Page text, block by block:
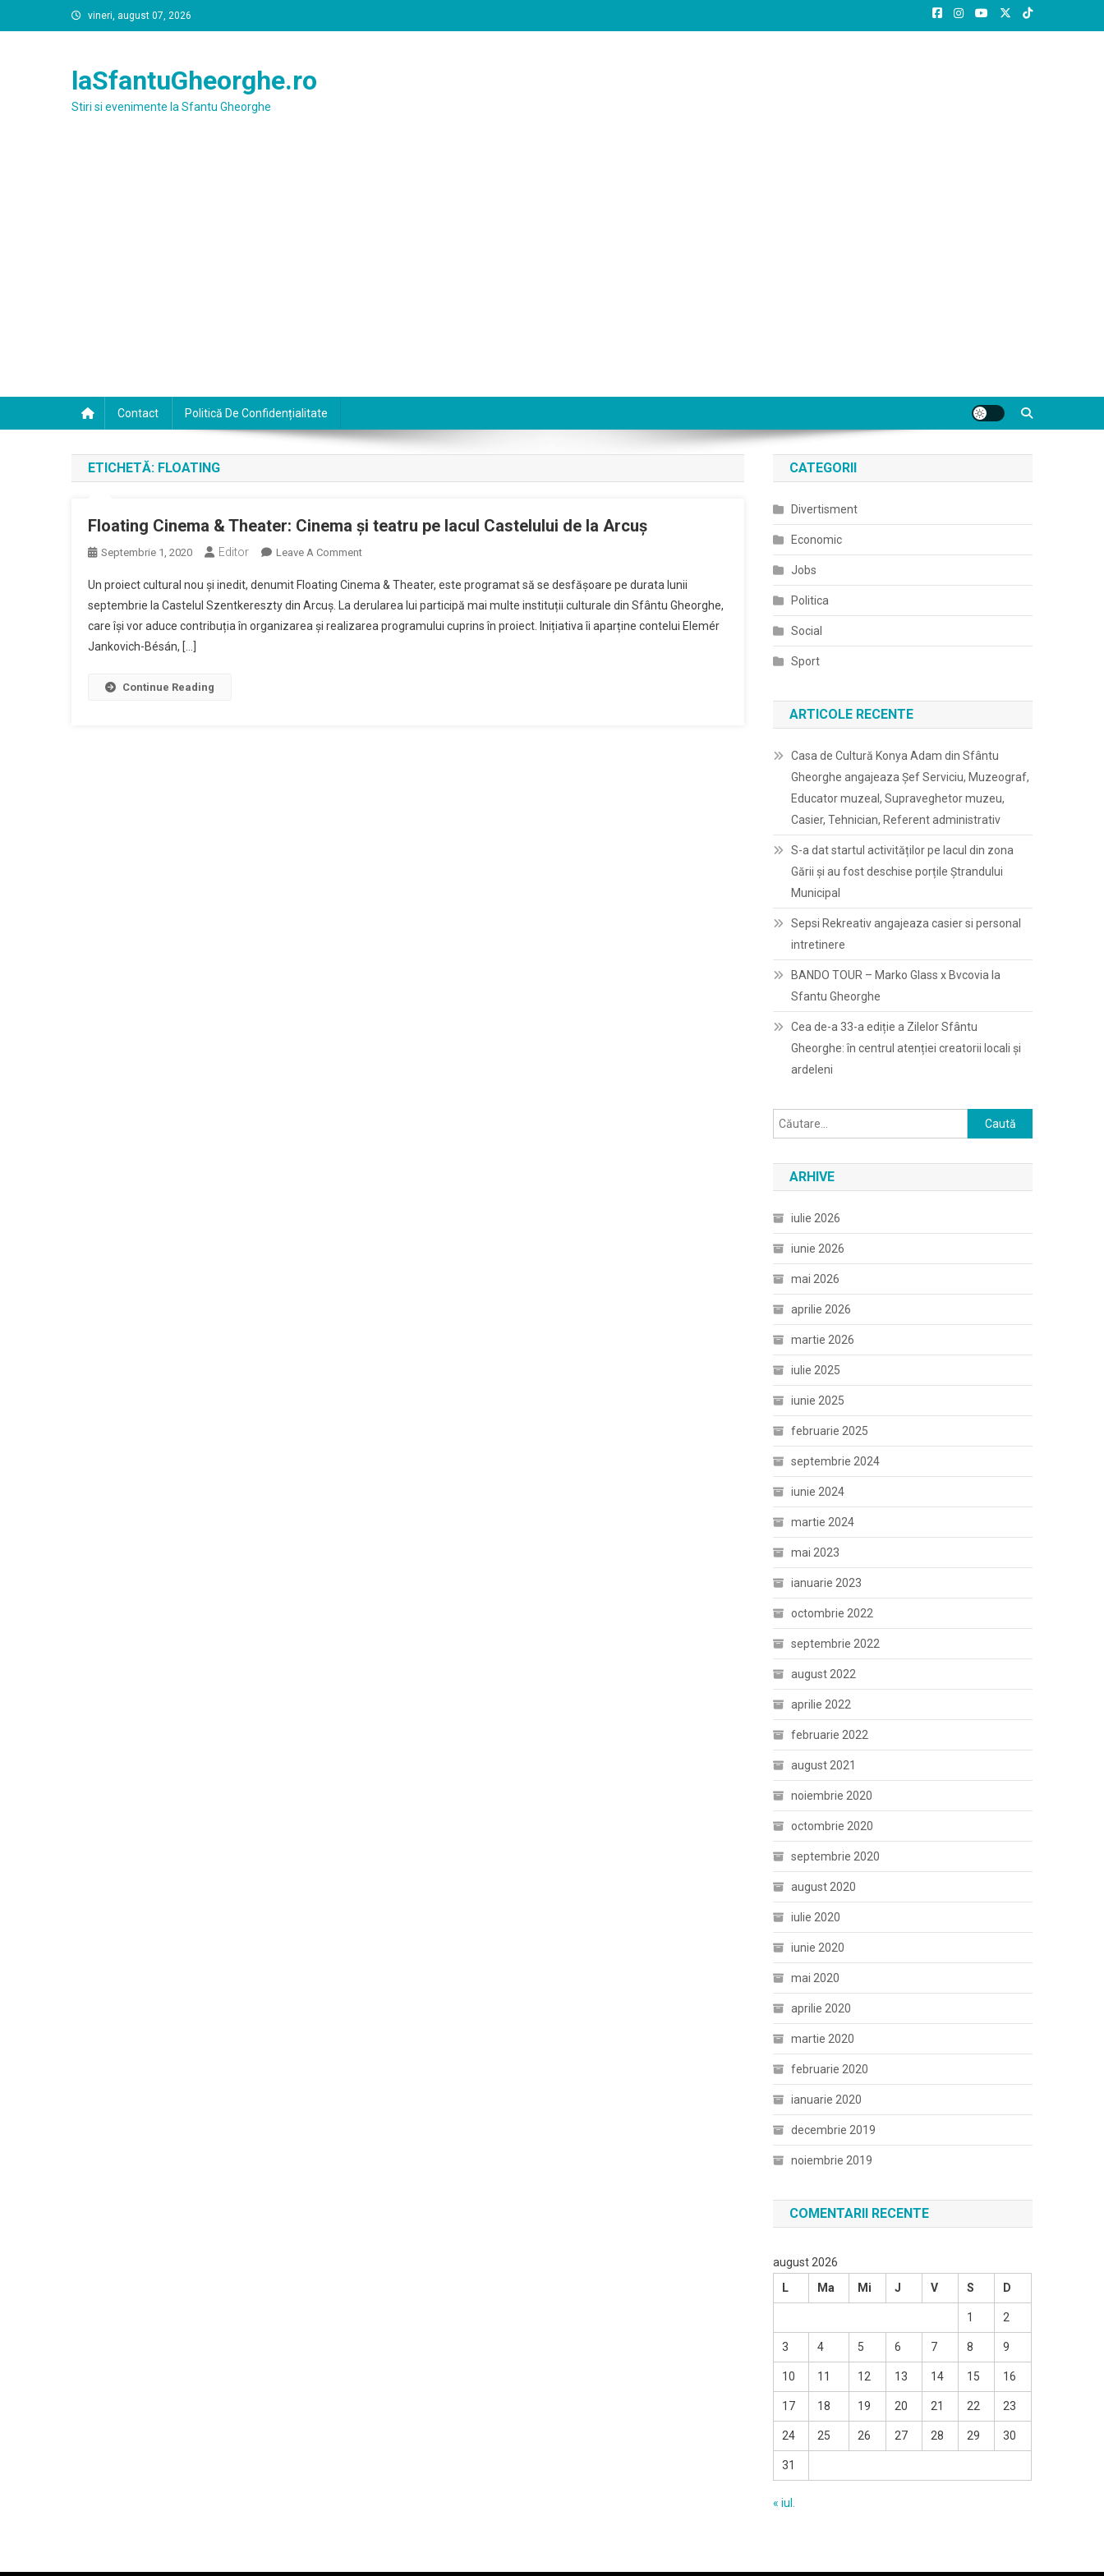
to
vineri, august 07, 2026
laSfantuGheorghe.ro
Stiri si evenimente la Sfantu Gheorghe
Contact Politică De Confidențialitate
ETICHETĂ: FLOATING
Floating Cinema & Theater: Cinema şi teatru pe lacul Castelului de la Arcuş
Septembrie 1, 2020 Editor Leave A CommentOn
Cinema
&
Theater:
Un proiect cultural nou și inedit, denumit Floating Cinema & Theater, este programat să se desfășoare pe durata lunii
septembrie la Castelul Szentkereszty din Arcuş. La derularea lui participă mai multe instituții culturale din Sfântu Gheorghe,
care își vor aduce contribuția în organizarea și realizarea programului cuprins în proiect. Inițiativa îi aparține contelui Elemér
Jankovich-Bésán, […]
Continue Reading
CATEGORII
Divertisment
Economic
Jobs
Politica
Social
Sport
ARTICOLE RECENTE
Casa de Cultură Konya Adam din Sfântu
Gheorghe angajeaza Șef Serviciu, Muzeograf,
Educator muzeal, Supraveghetor muzeu,
Casier, Tehnician, Referent administrativ
S-a dat startul activităților pe lacul din zona
Gării și au fost deschise porțile Ștrandului
Municipal
Sepsi Rekreativ angajeaza casier si personal
intretinere
BANDO TOUR – Marko Glass x Bvcovia la
Sfantu Gheorghe
Cea de-a 33-a ediție a Zilelor Sfântu
Gheorghe: în centrul atenției creatorii locali și
ardeleni
Caută
după:
ARHIVE
iulie 2026
iunie 2026
mai 2026
aprilie 2026
martie 2026
iulie 2025
iunie 2025
februarie 2025
septembrie 2024
iunie 2024
martie 2024
mai 2023
ianuarie 2023
octombrie 2022
septembrie 2022
august 2022
aprilie 2022
februarie 2022
august 2021
noiembrie 2020
octombrie 2020
septembrie 2020
august 2020
iulie 2020
iunie 2020
mai 2020
aprilie 2020
martie 2020
februarie 2020
ianuarie 2020
decembrie 2019
noiembrie 2019
COMENTARII RECENTE
august 2026
L
Ma Mi J V S D
1 2
3 4 5 6 7 8 9
10 11 12 13 14 15 16
17 18 19 20 21 22 23
24 25 26 27 28 29 30
31
« iul.